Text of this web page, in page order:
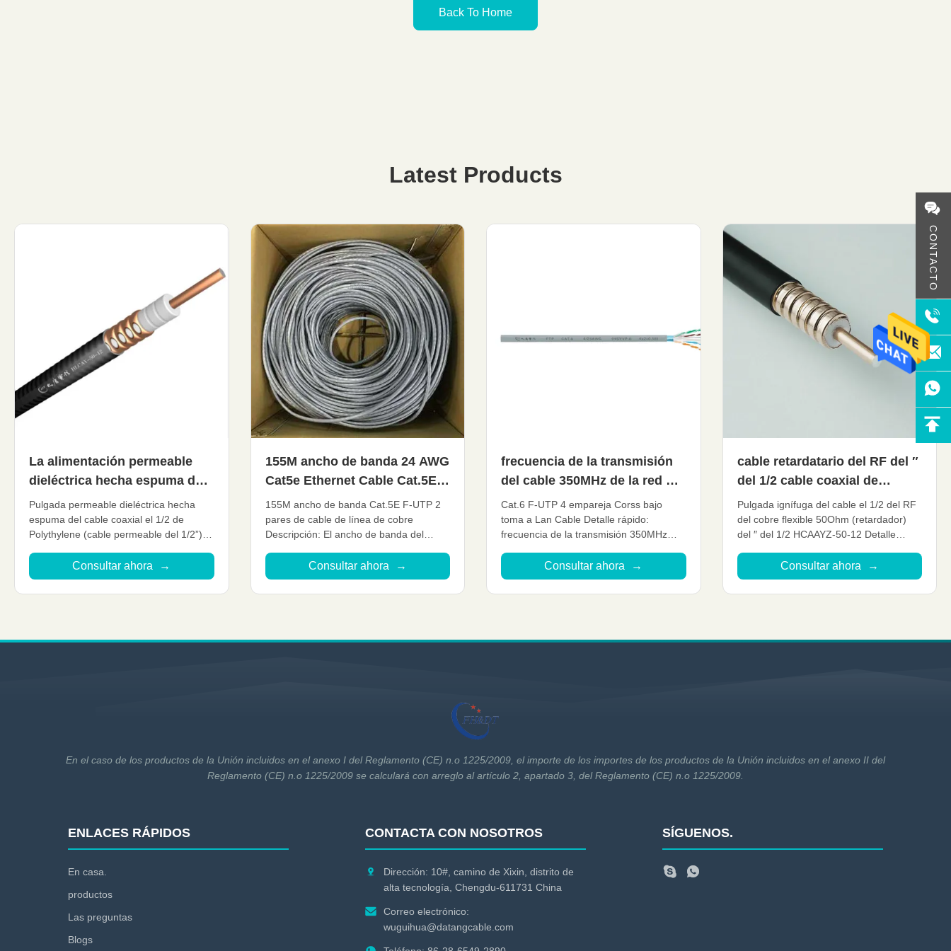
CONTACTO
Back To Home
Latest Products
La alimentación permeable
dieléctrica hecha espuma del
polietileno cable el cable
coaxial permeable HLCAY-50-
12
Pulgada permeable dieléctrica hecha
espuma del cable coaxial el 1/2 de
Polythylene (cable permeable del 1/2”)
atenuación VSWR bajo, Alta extensión
Grado de poder más elevado
Funcionamiento medioambiental
Consultar ahora →
155M ancho de banda 24 AWG
Cat5e Ethernet Cable Cat.5E
F-UTP Cable Ethernet Lan de
cobre
155M ancho de banda Cat.5E F-UTP 2
pares de cable de línea de cobre
Descripción: El ancho de banda del
actual, por una pluralidad de alambre de
par retorcido y una piel de plástico. El
par retorcido U-UTP de la categoría 5E
Consultar ahora →
frecuencia de la transmisión
del cable 350MHz de la red del
cable Cat6 de Utp del par
trenzado 4P
Cat.6 F-UTP 4 empareja Corss bajo
toma a Lan Cable Detalle rápido:
frecuencia de la transmisión 350MHz
Funcionamiento que protege excelente
paso de la prueba del canal del 100m
paso de la prueba del enlace
Consultar ahora →
cable retardatario del RF del ″
del 1/2 cable coaxial de
pequeñas pérdidas flexible
HCAAYZ-50-12 de 50 ohmios
Pulgada ignífuga del cable el 1/2 del RF
del cobre flexible 50Ohm (retardador)
del ″ del 1/2 HCAAYZ-50-12 Detalle
Alta extensión Grado de poder más
elevado Funcionamiento medioambiental
excelente Funcionamiento mecánico
Consultar ahora →
En el caso de los productos de la Unión incluidos en el anexo I del Reglamento (CE) n.o 1225/2009, el importe de los importes de los productos de la Unión incluidos en el anexo II del
Reglamento (CE) n.o 1225/2009 se calculará con arreglo al artículo 2, apartado 3, del Reglamento (CE) n.o 1225/2009.
ENLACES RÁPIDOS
En casa.
productos
Las preguntas
Blogs
CONTACTA CON NOSOTROS
Dirección: 10#, camino de Xixin, distrito de
alta tecnología, Chengdu-611731 China
Correo electrónico:
wuguihua@datangcable.com
SÍGUENOS.